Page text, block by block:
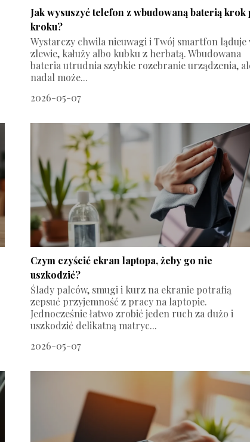
Jak wysuszyć telefon z wbudowaną baterią krok
kroku?
Wystarczy chwila nieuwagi i Twój smartfon ląduje
zlewie, kałuży albo kubku z herbatą. Wbudowana
bateria utrudnia szybkie rozebranie urządzenia,
nadal może...
2026-05-07
Czym czyścić ekran laptopa, żeby go nie
uszkodzić?
Ślady palców, smugi i kurz na ekranie potrafią
zepsuć przyjemność z pracy na laptopie.
Jednocześnie łatwo zrobić jeden ruch za dużo i
uszkodzić delikatną matryc...
2026-05-07